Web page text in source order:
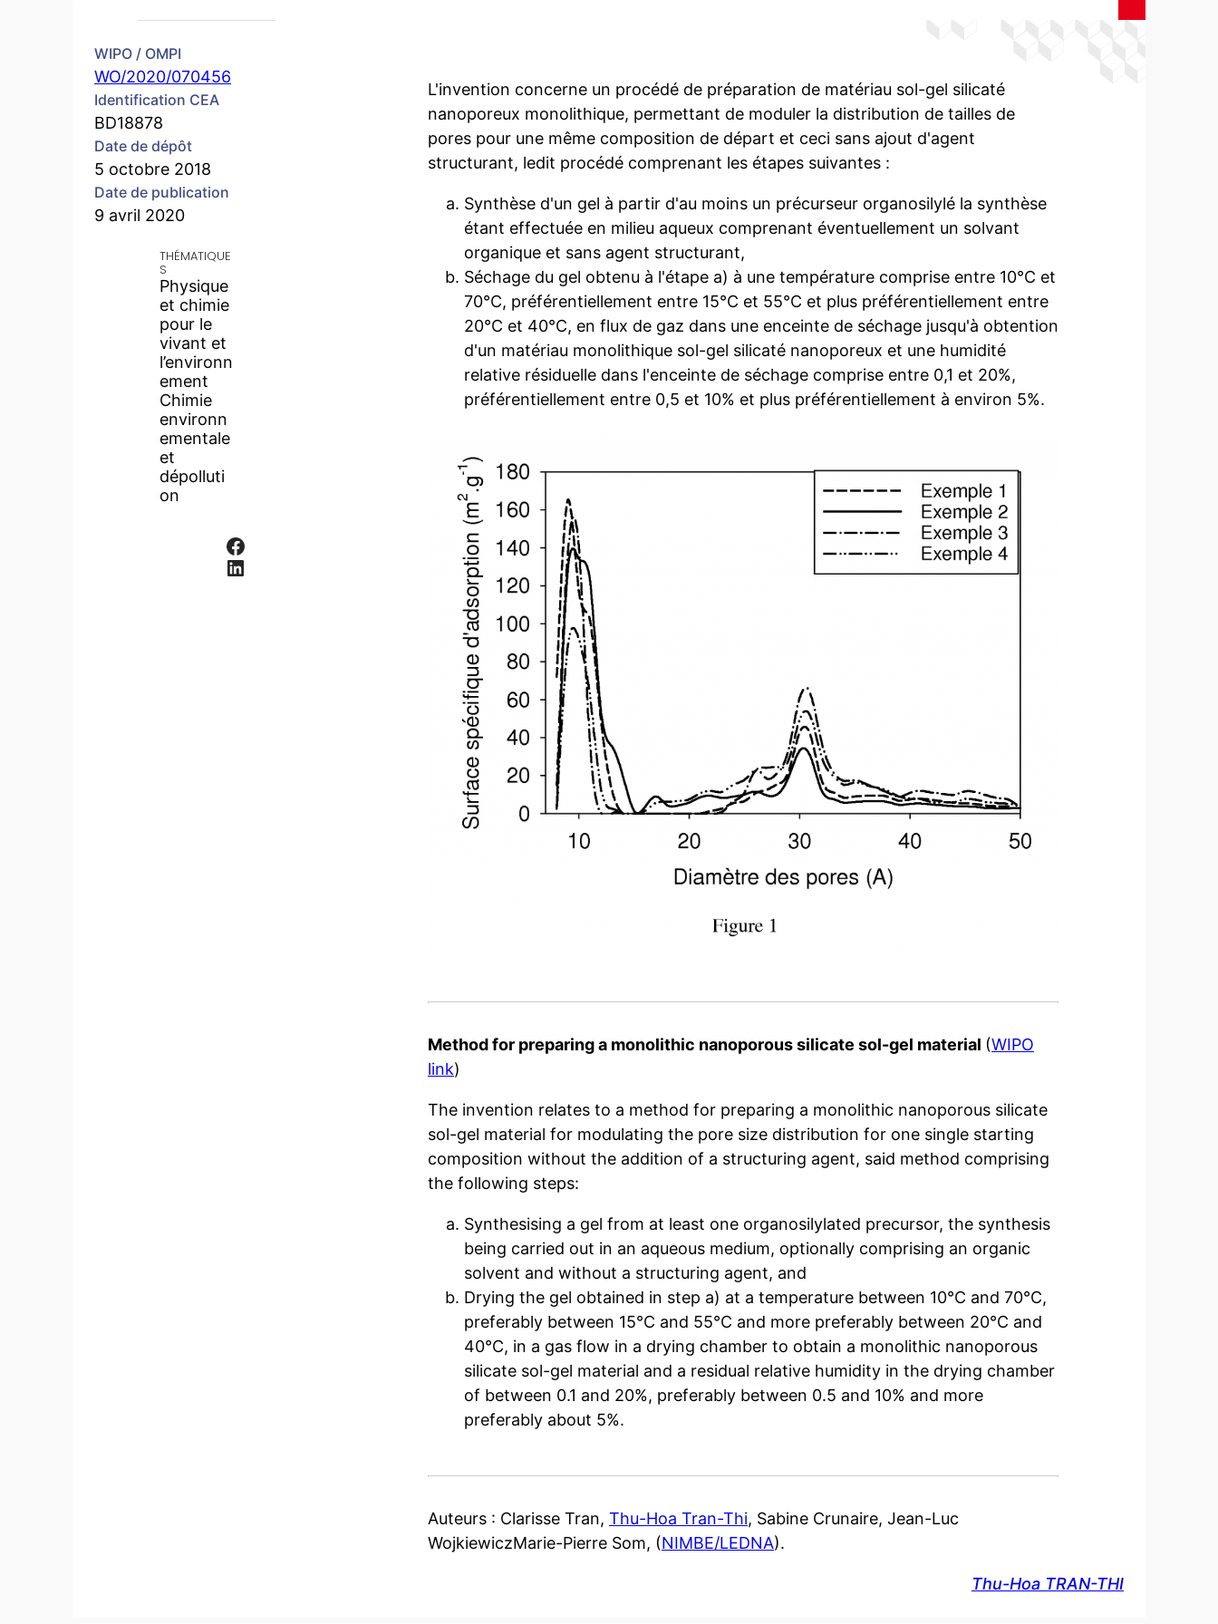
WIPO / OMPI
WO/2020/070456
Identification CEA
BD18878
Date de dépôt
5 octobre 2018
Date de publication
9 avril 2020
THÉMATIQUE
S
Physique
et chimie
pour le
vivant et
l’environn
ement
Chimie
environn
ementale
et
dépolluti
on
Facebook
LinkedIn
L'invention concerne un procédé de préparation de matériau sol-gel silicaté
nanoporeux monolithique, permettant de moduler la distribution de tailles de
pores pour une même composition de départ et ceci sans ajout d'agent
structurant, ledit procédé comprenant les étapes suivantes :
Synthèse d'un gel à partir d'au moins un précurseur organosilylé la synthèse
étant effectuée en milieu aqueux comprenant éventuellement un solvant
organique et sans agent structurant,
Séchage du gel obtenu à l'étape a) à une température comprise entre 10°C et
70°C, préférentiellement entre 15°C et 55°C et plus préférentiellement entre
20°C et 40°C, en flux de gaz dans une enceinte de séchage jusqu'à obtention
d'un matériau monolithique sol-gel silicaté nanoporeux et une humidité
relative résiduelle dans l'enceinte de séchage comprise entre 0,1 et 20%,
préférentiellement entre 0,5 et 10% et plus préférentiellement à environ 5%.
Method for preparing a monolithic nanoporous silicate sol-gel material (WIPO
link)
The invention relates to a method for preparing a monolithic nanoporous silicate
sol-gel material for modulating the pore size distribution for one single starting
composition without the addition of a structuring agent, said method comprising
the following steps:
Synthesising a gel from at least one organosilylated precursor, the synthesis
being carried out in an aqueous medium, optionally comprising an organic
solvent and without a structuring agent, and
Drying the gel obtained in step a) at a temperature between 10°C and 70°C,
preferably between 15°C and 55°C and more preferably between 20°C and
40°C, in a gas flow in a drying chamber to obtain a monolithic nanoporous
silicate sol-gel material and a residual relative humidity in the drying chamber
of between 0.1 and 20%, preferably between 0.5 and 10% and more
preferably about 5%.
Auteurs : Clarisse Tran, Thu-Hoa Tran-Thi, Sabine Crunaire, Jean-Luc
WojkiewiczMarie-Pierre Som, (NIMBE/LEDNA).
Thu-Hoa TRAN-THI